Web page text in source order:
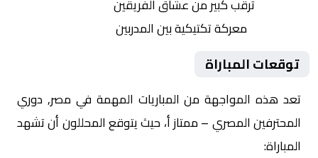
ترقب كبير من عشاق الفريقين
معركة تكتيكية بين المدربين
توقعات المباراة
تعد هذه المواجهة من المباريات المهمة في مصر, دوري
المحترفين المصري – ممتاز أ، حيث يتوقع المحللون أن تشهد
المباراة: